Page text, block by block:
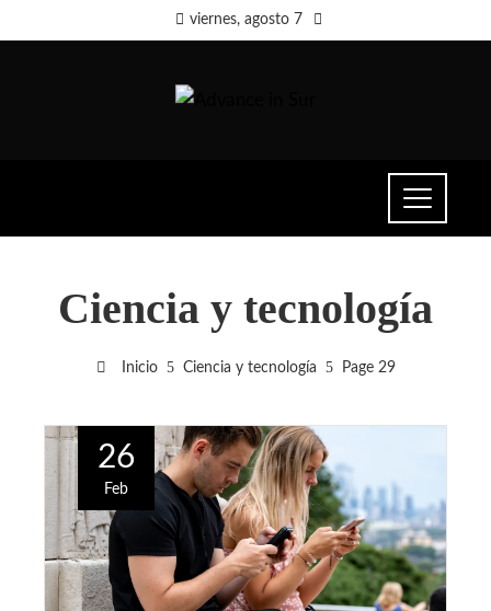
viernes, agosto 7
Ciencia y tecnología
Inicio Ciencia y tecnología Page 29
26
Feb